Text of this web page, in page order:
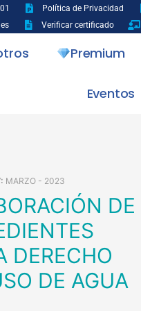
Política de Privacidad
Verificar certificado
Premium
Eventos
MARZO - 2023
DERECHO
DE AGUA